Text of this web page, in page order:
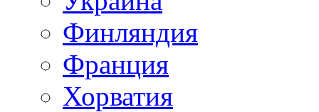
Финляндия
Франция
Хорватия